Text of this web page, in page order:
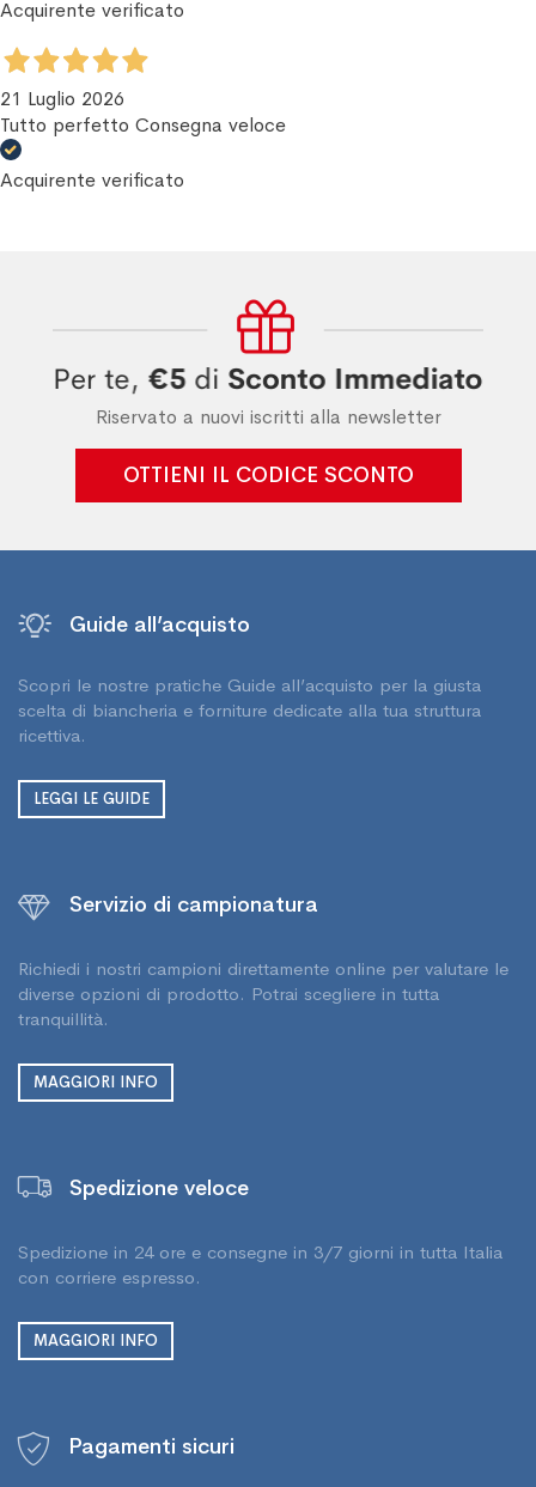
Acquirente verificato
21 Luglio 2026
Tutto perfetto Consegna veloce
Acquirente verificato
Riservato a nuovi iscritti alla newsletter
OTTIENI IL CODICE SCONTO
Guide all’acquisto
Scopri le nostre pratiche Guide all’acquisto per la giusta
scelta di biancheria e forniture dedicate alla tua struttura
ricettiva.
LEGGI LE GUIDE
Servizio di campionatura
Richiedi i nostri campioni direttamente online per valutare le
diverse opzioni di prodotto. Potrai scegliere in tutta
tranquillità.
MAGGIORI INFO
Spedizione veloce
Spedizione in 24 ore e consegne in 3/7 giorni in tutta Italia
con corriere espresso.
MAGGIORI INFO
Pagamenti sicuri